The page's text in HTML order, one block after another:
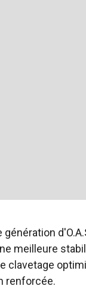
génération
meilleure
clavetage
renforcée.